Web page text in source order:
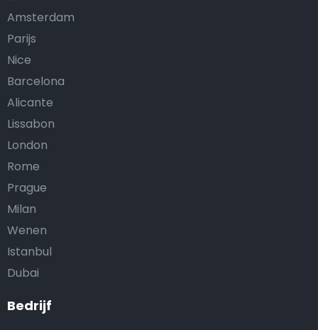
Bedrijf
Amsterdam
Parijs
Nice
Barcelona
Alicante
Lissabon
London
Rome
Prague
Milan
Wenen
Istanbul
Dubai